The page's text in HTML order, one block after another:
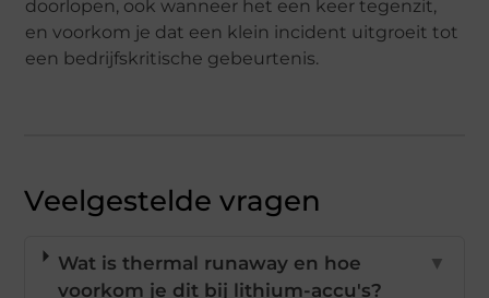
doorlopen, ook wanneer het een keer tegenzit,
en voorkom je dat een klein incident uitgroeit tot
een bedrijfskritische gebeurtenis.
Veelgestelde vragen
Wat is thermal runaway en hoe
voorkom je dit bij lithium-accu's?
▼